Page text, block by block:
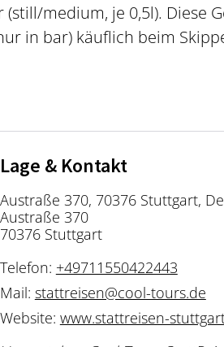
(still/medium, je 0,5l). Diese
in bar) käuflich beim
Lage & Kontakt
Austraße 370, 70376 Stuttgart,
Austraße 370
70376 Stuttgart
Telefon: +49711550422443
Mail: stattreisen@cool-tours.de
Website: www.stattreisen-